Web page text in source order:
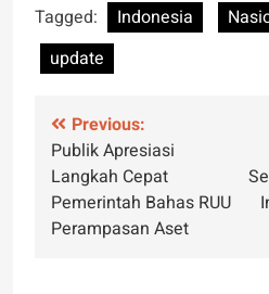
Tagged: Indonesia
update
Post
navigation
Previous:
Publik Apresiasi
Langkah Cepat
Pemerintah Bahas RUU
Perampasan Aset